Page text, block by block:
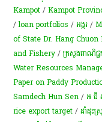
Kampot /Kampot
/loan portfolios /​អង្ករ /
of State Dr. Hang Chuon
and Fishery /ក្រសួងពាណិជ្ជ
Water Resources
Paper on Paddy
Samdech Hun Sen /អ ជី
rice export target /ដាំដុះស្